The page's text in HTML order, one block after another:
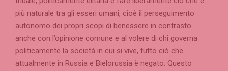
più naturale tra gli esseri umani, cioè il perseguimento
autonomo dei propri scopi di benessere in contrasto
anche con l’opinione comune e al volere di chi governa
politicamente la società in cui si vive, tutto ciò che
attualmente in Russia e Bielorussia è negato. Questo